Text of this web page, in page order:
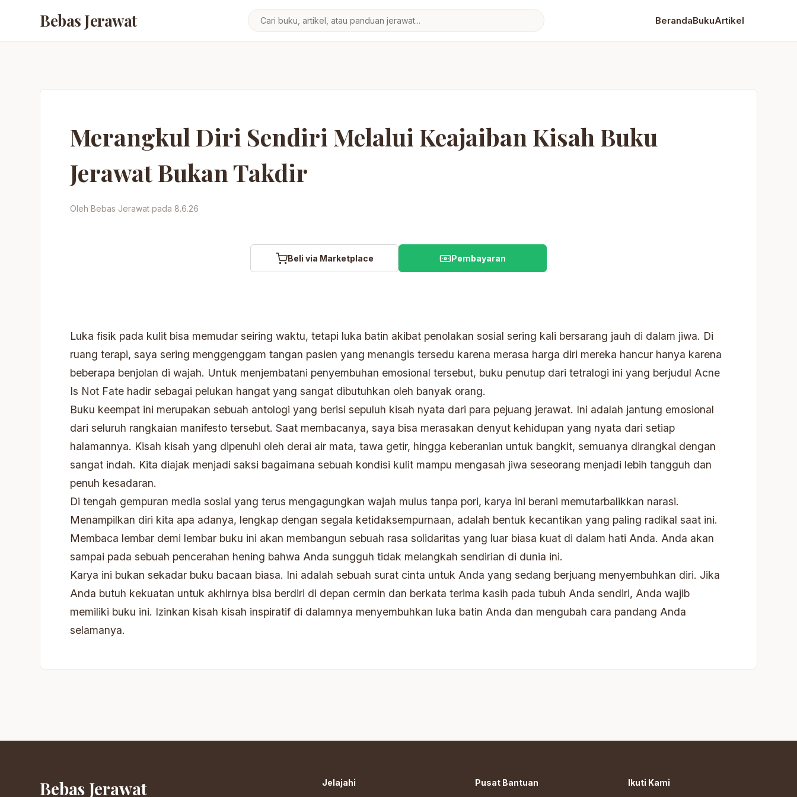
Bebas Jerawat BerandaBukuArtikel
Merangkul Diri Sendiri Melalui Keajaiban Kisah Buku
Jerawat Bukan Takdir
Oleh Bebas Jerawat pada 8.6.26
NEW
Beli via Marketplace Pembayaran
Luka fisik pada kulit bisa memudar seiring waktu, tetapi luka batin akibat penolakan sosial sering kali bersarang jauh di dalam jiwa. Di
ruang terapi, saya sering menggenggam tangan pasien yang menangis tersedu karena merasa harga diri mereka hancur hanya karena
beberapa benjolan di wajah. Untuk menjembatani penyembuhan emosional tersebut, buku penutup dari tetralogi ini yang berjudul Acne
Is Not Fate hadir sebagai pelukan hangat yang sangat dibutuhkan oleh banyak orang.
Buku keempat ini merupakan sebuah antologi yang berisi sepuluh kisah nyata dari para pejuang jerawat. Ini adalah jantung emosional
dari seluruh rangkaian manifesto tersebut. Saat membacanya, saya bisa merasakan denyut kehidupan yang nyata dari setiap
halamannya. Kisah kisah yang dipenuhi oleh derai air mata, tawa getir, hingga keberanian untuk bangkit, semuanya dirangkai dengan
sangat indah. Kita diajak menjadi saksi bagaimana sebuah kondisi kulit mampu mengasah jiwa seseorang menjadi lebih tangguh dan
penuh kesadaran.
Di tengah gempuran media sosial yang terus mengagungkan wajah mulus tanpa pori, karya ini berani memutarbalikkan narasi.
Menampilkan diri kita apa adanya, lengkap dengan segala ketidaksempurnaan, adalah bentuk kecantikan yang paling radikal saat ini.
Membaca lembar demi lembar buku ini akan membangun sebuah rasa solidaritas yang luar biasa kuat di dalam hati Anda. Anda akan
sampai pada sebuah pencerahan hening bahwa Anda sungguh tidak melangkah sendirian di dunia ini.
Karya ini bukan sekadar buku bacaan biasa. Ini adalah sebuah surat cinta untuk Anda yang sedang berjuang menyembuhkan diri. Jika
Anda butuh kekuatan untuk akhirnya bisa berdiri di depan cermin dan berkata terima kasih pada tubuh Anda sendiri, Anda wajib
memiliki buku ini. Izinkan kisah kisah inspiratif di dalamnya menyembuhkan luka batin Anda dan mengubah cara pandang Anda
selamanya.
Bebas Jerawat Jelajahi Pusat Bantuan Ikuti Kami